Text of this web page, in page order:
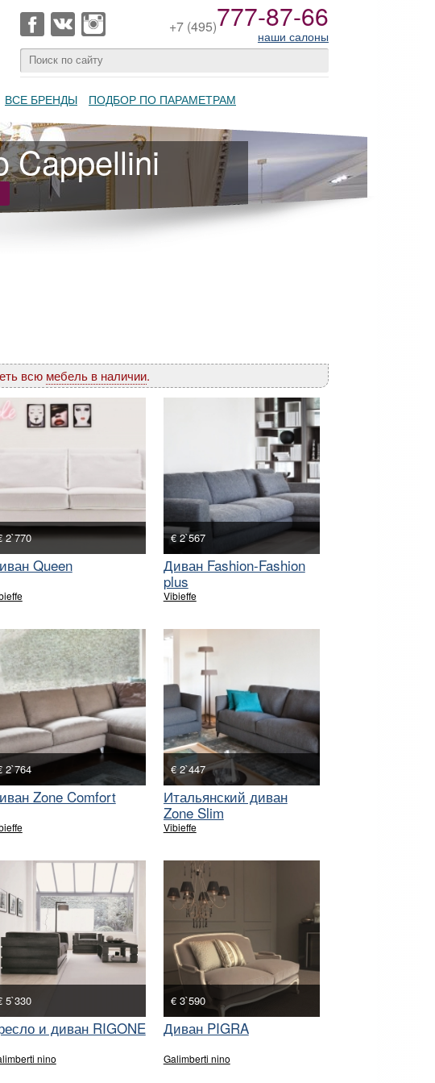
+7 (495)777-87-66
наши салоны
ВСЕ БРЕНДЫ ПОДБОР ПО ПАРАМЕТРАМ
всю мебель в наличии.
2`770
Queen
€ 2`567
Диван Fashion-Fashion
plus
Vibieffe
2`764
Zone Comfort
€ 2`447
Итальянский диван
Zone Slim
Vibieffe
5`330
и диван RIGONE
nino
€ 3`590
Диван PIGRA
Galimberti nino
Cappellini